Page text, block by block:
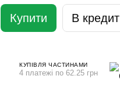
Купити В кредит
КУПІВЛЯ ЧАСТИНАМИ
4 платежі по 62.25 грн